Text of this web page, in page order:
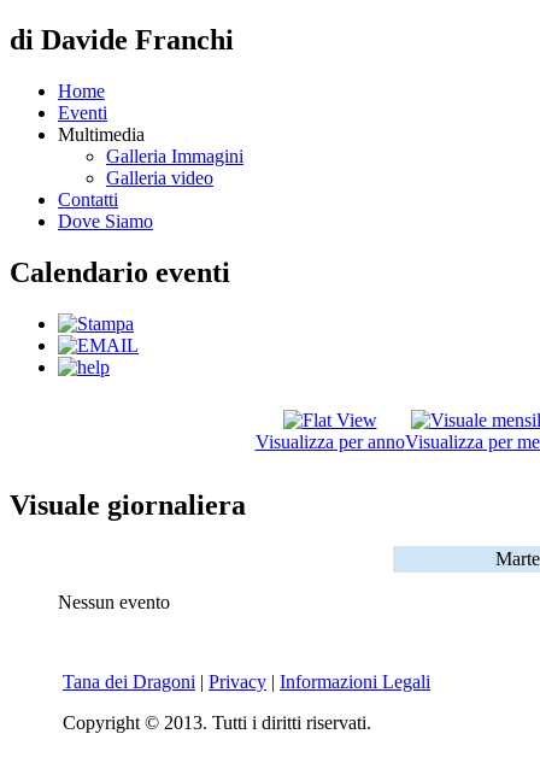
di Davide Franchi
Home
Eventi
Multimedia
Galleria Immagini
Galleria video
Contatti
Dove Siamo
Calendario eventi
Visualizza per annoVisualizza per
Visuale giornaliera
Nessun evento
Tana dei Dragoni | Privacy | Informazioni Legali
Copyright © 2013. Tutti i diritti riservati.